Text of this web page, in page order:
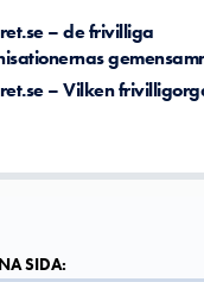
– de frivilliga
– Vilken
SIDA: